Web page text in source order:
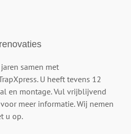
samen met
U heeft tevens 12
en montage. Vul vrijblijvend
meer informatie. Wij nemen
u op.